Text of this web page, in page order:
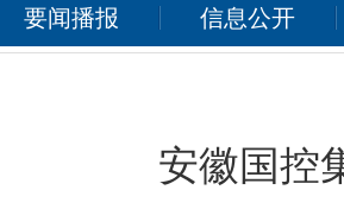
要闻播报 信息公开
安徽国控